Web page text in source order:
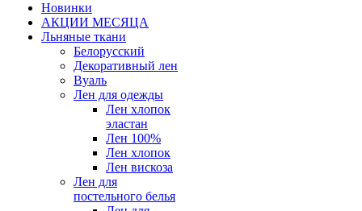
Новинки
АКЦИИ МЕСЯЦА
Льняные ткани
Белорусский
Декоративный лен
Вуаль
Лен для одежды
Лен хлопок
эластан
Лен 100%
Лен хлопок
Лен вискоза
Лен для
постельного белья